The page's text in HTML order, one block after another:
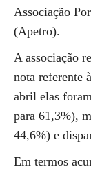
Associação
(Apetro).
A associação
nota referente
abril elas
para 61,3%),
44,6%) e
Em termos